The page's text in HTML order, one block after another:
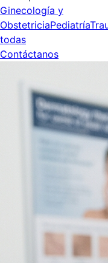
Ginecología y
ObstetriciaPediatría
todas
Contáctanos